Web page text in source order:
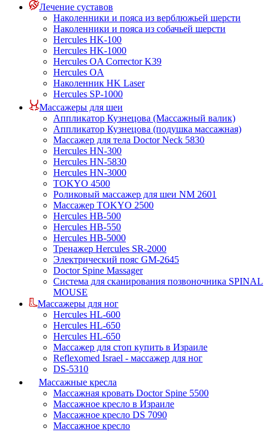
Лечение суставов
Наколенники и пояса из верблюжьей шерсти
Наколенники и пояса из собачьей шерсти
Hercules HK-100
Hercules HK-1000
Hercules OA Corrector K39
Hercules OA
Наколенник HK Laser
Hercules SP-1000
Массажеры для шеи
Аппликатор Кузнецова (Массажный валик)
Аппликатор Кузнецова (подушка массажная)
Массажер для тела Doctor Neck 5830
Hercules HN-300
Hercules HN-5830
Hercules HN-3000
TOKYO 4500
Роликовый массажер для шеи NM 2601
Массажер TOKYO 2500
Hercules HB-500
Hercules HB-550
Hercules HB-5000
Тренажер Hercules SR-2000
Электрический пояс GM-2645
Doctor Spine Massager
Система для сканирования позвоночника SPINAL
MOUSE
Массажеры для ног
Hercules HL-600
Hercules HL-650
Hercules HL-650
Массажер для стоп купить в Израиле
Reflexomed Israel - массажер для ног
DS-5310
Массажные кресла
Массажная кровать Doctor Spine 5500
Массажное кресло в Израиле
Массажное кресло DS 7090
Массажное кресло